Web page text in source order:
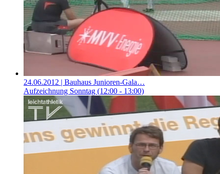
24.06.2012 | Bauhaus Junioren-Gala…
Aufzeichnung Sonntag (12:00 - 13:00)